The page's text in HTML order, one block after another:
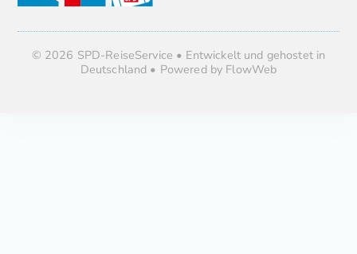
© 2026 SPD-ReiseService • Entwickelt und gehostet in
Deutschland • Powered by FlowWeb